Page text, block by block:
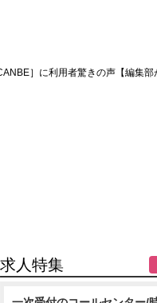
］に利用者驚きの声【編集部
求人特集